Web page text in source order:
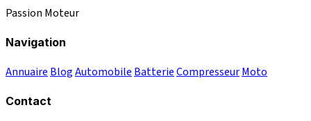
Passion Moteur
Navigation
Annuaire BlogAutomobile BatterieCompresseurMoto
Contact